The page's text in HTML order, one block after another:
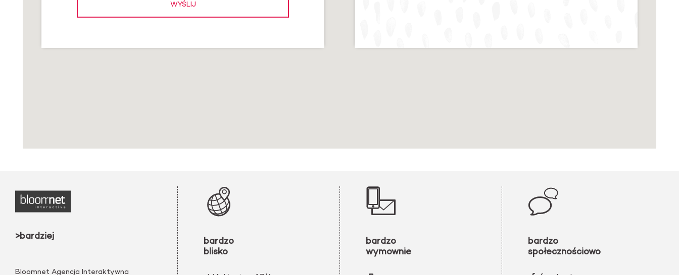
WYŚLIJ
>bardziej
Bloomnet Agencja Interaktywna
bardzo
blisko
bardzo
wymownie
bardzo
społecznościowo